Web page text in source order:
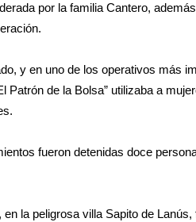
por la familia Cantero,
y en uno de los operativos más
Patrón de la Bolsa” utilizaba a
fueron detenidas doce
la peligrosa villa Sapito de